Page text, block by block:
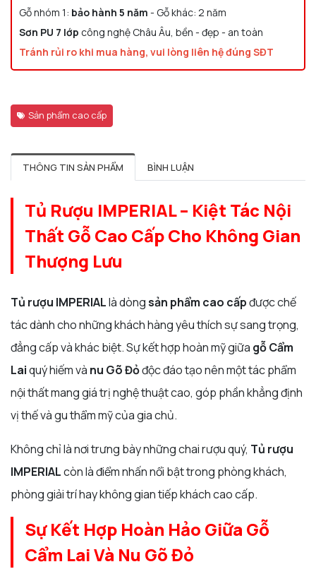
Gỗ nhóm 1: bảo hành 5 năm - Gỗ khác: 2 năm
Sơn PU 7 lớp công nghệ Châu Âu, bền - đẹp - an toàn
Tránh rủi ro khi mua hàng, vui lòng liên hệ đúng SĐT
Sản phẩm cao cấp
THÔNG TIN SẢN PHẨM BÌNH LUẬN
Tủ Rượu IMPERIAL – Kiệt Tác Nội
Thất Gỗ Cao Cấp Cho Không Gian
Thượng Lưu
Tủ rượu IMPERIALlà dòngsản phẩm cao cấpđược chế
tác dành cho những khách hàng yêu thích sự sang trọng,
đẳng cấp và khác biệt. Sự kết hợp hoàn mỹ giữa gỗ Cẩm
Laiquý hiếm và nu Gõ Đỏđộc đáo tạo nên một tác phẩm
nội thất mang giá trị nghệ thuật cao, góp phần khẳng định
vị thế và gu thẩm mỹ của gia chủ.
Không chỉ là nơi trưng bày những chai rượu quý, Tủ rượu
IMPERIALcòn là điểm nhấn nổi bật trong phòng khách,
phòng giải trí hay không gian tiếp khách cao cấp.
Sự Kết Hợp Hoàn Hảo Giữa Gỗ
Cẩm Lai Và Nu Gõ Đỏ